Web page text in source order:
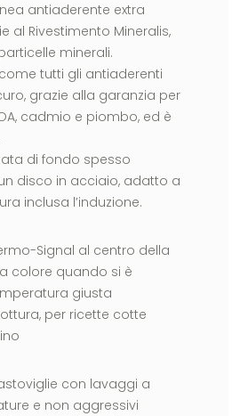
antiaderente extra
al Rivestimento Mineralis,
minerali.
tutti gli antiaderenti
grazie alla garanzia per
cadmio e piombo, ed è
di fondo spesso
disco in acciaio, adatto a
inclusa l’induzione.
Signal al centro della
colore quando si è
giusta
per ricette cotte
con lavaggi a
e non aggressivi